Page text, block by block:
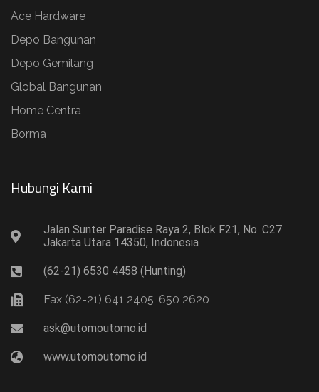
Ace Hardware
Depo Bangunan
Depo Gemilang
Global Bangunan
Home Centra
Borma
Hubungi Kami​
Jalan Sunter Paradise Raya 2, Blok F21, No. C27
Jakarta Utara 14350, Indonesia
(62-21) 6530 4458 (Hunting)
Fax (62-21) 641 2405, 650 2620
ask@utomoutomo.id
www.utomoutomo.id